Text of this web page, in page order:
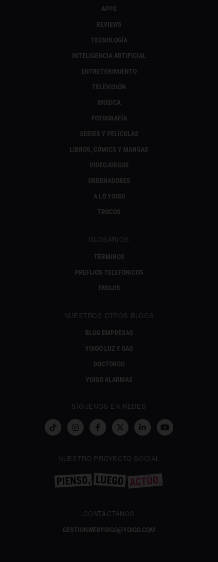
APPS
REVIEWS
TECNOLOGÍA
INTELIGENCIA ARTIFICIAL
ENTRETENIMIENTO
TELEVISIÓN
MÚSICA
FOTOGRAFÍA
SERIES Y PELÍCULAS
LIBROS, CÓMICS Y MANGAS
VIDEOJUEGOS
ORDENADORES
A LO YOIGO
TRUCOS
GLOSARIOS
TÉRMINOS
PREFIJOS TELEFÓNICOS
EMOJIS
NUESTROS OTROS BLOGS
BLOG EMPRESAS
YOIGO LUZ Y GAS
DOCTORGO
YOIGO ALARMAS
SÍGUENOS EN REDES
NUESTRO PROYECTO SOCIAL
CONTÁCTANOS
GESTIONWEBYOIGO@YOIGO.COM